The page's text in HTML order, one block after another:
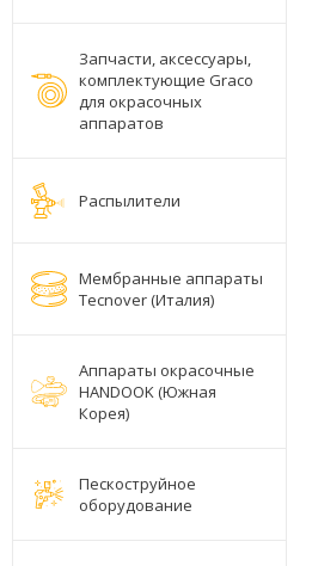
Запчасти, аксессуары,
комплектующие Graco
для окрасочных
аппаратов
Распылители
Мембранные аппараты
Tecnover (Италия)
Аппараты окрасочные
HANDOOK (Южная
Корея)
Пескоструйное
оборудование